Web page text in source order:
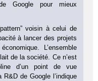
Google pour mieux
voisin à celui de
à lancer des projets
L’ensemble
de la société. Ce n’est
d’un point de vue
de Google l’indique